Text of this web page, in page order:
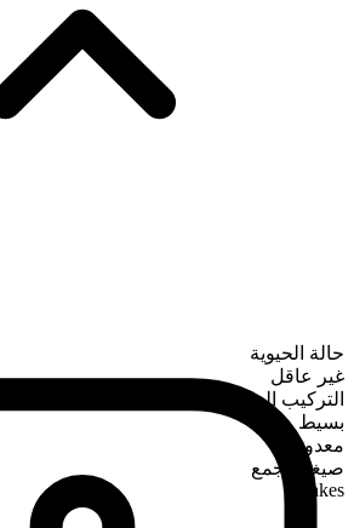
حالة الحيوية
غير عاقل
التركيب الصرفي
بسيط
معدود
صيغة الجمع
cakes